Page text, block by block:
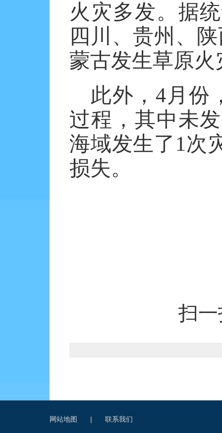
火灾多发。据
四川、贵州、
蒙古发生草原
此外，4月份
过程，其中未
海域发生了1次
损失。
扫
网站地图 | 联系我们